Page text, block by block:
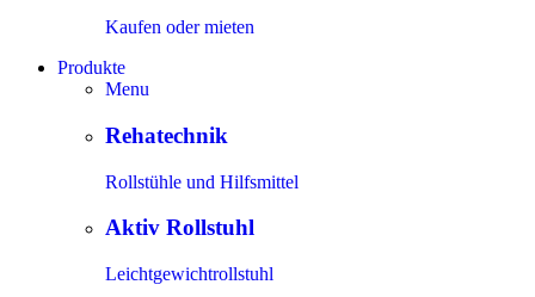
Kaufen oder mieten
Produkte
Menu
Rehatechnik
Rollstühle und Hilfsmittel
Aktiv Rollstuhl
Leichtgewichtrollstuhl